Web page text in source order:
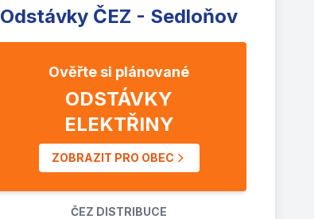
Odstávky ČEZ - Sedloňov
Ověřte si plánované
ODSTÁVKY
ELEKTŘINY
ZOBRAZIT PRO OBEC
ČEZ DISTRIBUCE